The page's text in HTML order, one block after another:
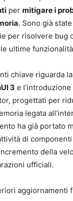
per mitigare i
. Sono già
per risolvere bug
ultime
chiave riguarda la
3 e
progettati per
legata
ha già portato
di
della
ufficiali.
aggiornamenti